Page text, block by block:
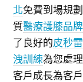
北免費到場規
質醫療護膝品牌
了良好的皮秒
洩訓練為您處
客戶成長為客